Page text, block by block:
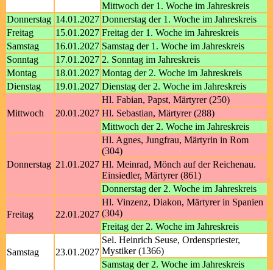
Mittwoch der 1. Woche im Jahreskreis
Donnerstag 14.01.2027 Donnerstag der 1. Woche im Jahreskreis
Freitag
15.01.2027 Freitag der 1. Woche im Jahreskreis
Samstag
16.01.2027 Samstag der 1. Woche im Jahreskreis
Sonntag
17.01.2027 2. Sonntag im Jahreskreis
Montag
18.01.2027 Montag der 2. Woche im Jahreskreis
Dienstag
19.01.2027 Dienstag der 2. Woche im Jahreskreis
Mittwoch 20.01.2027
Hl. Fabian, Papst, Märtyrer (250)
Hl. Sebastian, Märtyrer (288)
Mittwoch der 2. Woche im Jahreskreis
Donnerstag 21.01.2027
Hl. Agnes, Jungfrau, Märtyrin in Rom
(304)
Hl. Meinrad, Mönch auf der Reichenau.
Einsiedler, Märtyrer (861)
Donnerstag der 2. Woche im Jahreskreis
Freitag 22.01.2027
Hl. Vinzenz, Diakon, Märtyrer in Spanien
(304)
Freitag der 2. Woche im Jahreskreis
Samstag 23.01.2027
Sel. Heinrich Seuse, Ordenspriester,
Mystiker (1366)
Samstag der 2. Woche im Jahreskreis